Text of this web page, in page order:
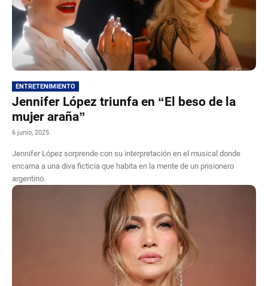
ENTRETENIMIENTO
Jennifer López triunfa en “El beso de la
mujer araña”
6 junio, 2025
Jennifer López sorprende con su interpretación en el musical donde
encarna a una diva ficticia que habita en la mente de un prisionero
argentino.